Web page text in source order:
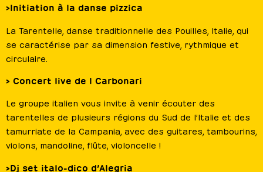
>Initiation à la danse pizzica
La Tarentelle, danse traditionnelle des Pouilles, Italie, qui
se caractérise par sa dimension festive, rythmique et
circulaire.
> Concert live de I Carbonari
Le groupe italien vous invite à venir écouter des
tarentelles de plusieurs régions du Sud de l’Italie et des
tamurriate de la Campania, avec des guitares, tambourins,
violons, mandoline, flûte, violoncelle !
>Dj set italo-dico d’Alegria